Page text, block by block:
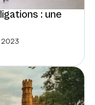
: une
2023